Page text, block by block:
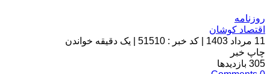
روزنامه
اقتصاد کوشان
11 مرداد 1403
کد خبر : 51510
یک دقیقه خواندن
چاپ خبر
305 بازدیدها